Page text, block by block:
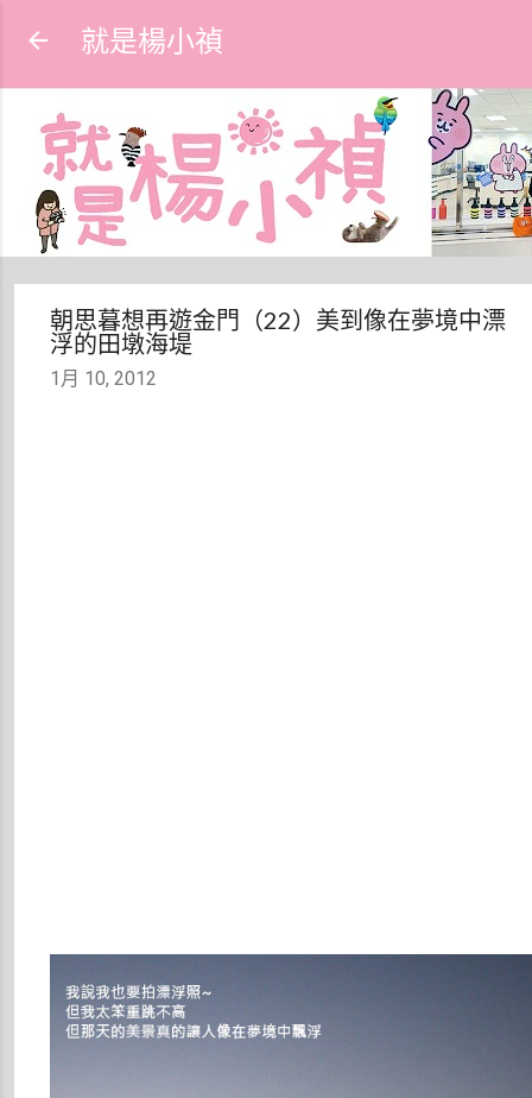
就是楊小禎
朝思暮想再遊金門（22）美到像在夢境中漂
浮的田墩海堤
1月 10, 2012